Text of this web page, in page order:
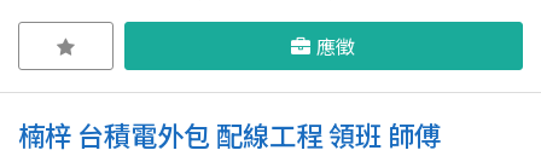
應徵
楠梓 台積電外包 配線工程 領班 師傅